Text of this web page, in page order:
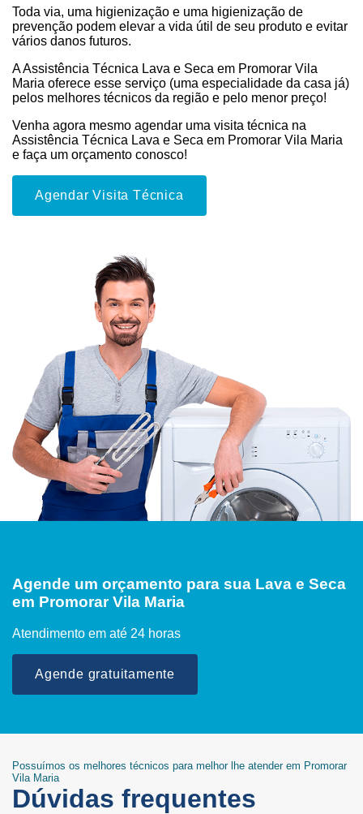
Toda via, uma higienização e uma higienização de
prevenção podem elevar a vida útil de seu produto e evitar
vários danos futuros.
A Assistência Técnica Lava e Seca em Promorar Vila
Maria oferece esse serviço (uma especialidade da casa já)
pelos melhores técnicos da região e pelo menor preço!
Venha agora mesmo agendar uma visita técnica na
Assistência Técnica Lava e Seca em Promorar Vila Maria
e faça um orçamento conosco!
Agendar Visita Técnica
Agende um orçamento para sua Lava e Seca
em Promorar Vila Maria
Atendimento em até 24 horas
Agende gratuitamente
Possuímos os melhores técnicos para melhor lhe atender em Promorar
Vila Maria
Dúvidas frequentes